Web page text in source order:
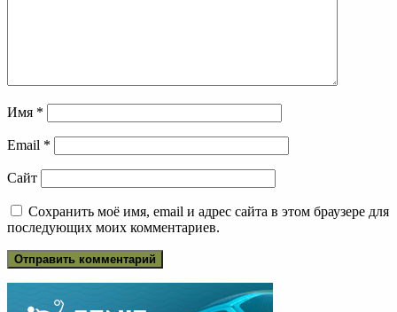
Имя *
Email *
Сайт
Сохранить моё имя, email и адрес сайта в этом браузере для
последующих моих комментариев.